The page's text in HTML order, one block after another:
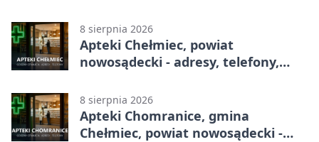
8 sierpnia 2026
Apteki Chełmiec, powiat
nowosądecki - adresy, telefony,
8 sierpnia 2026
Apteki Chomranice, gmina
Chełmiec, powiat nowosądecki -